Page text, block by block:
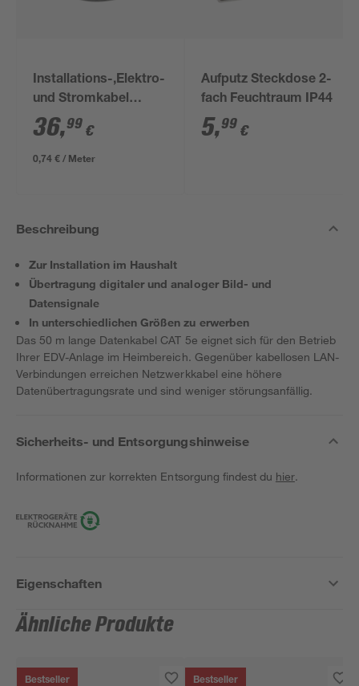
Installations-,Elektro-
und Stromkabel
NYM-J 3x1,5mm² 50
m
36,99 €
0,74 € / Meter
Aufputz Steckdose 2-
fach Feuchtraum IP44
5,99 €
Beschreibung
Zur Installation im Haushalt
Übertragung digitaler und analoger Bild- und
Datensignale
In unterschiedlichen Größen zu erwerben
Das 50 m lange Datenkabel CAT 5e eignet sich für den Betrieb
Ihrer EDV-Anlage im Heimbereich. Gegenüber kabellosen LAN-
Verbindungen erreichen Netzwerkkabel eine höhere
Datenübertragungsrate und sind weniger störungsanfällig.
Sicherheits- und Entsorgungshinweise
Informationen zur korrekten Entsorgung findest du hier.
Eigenschaften
Ähnliche Produkte
Bestseller Bestseller